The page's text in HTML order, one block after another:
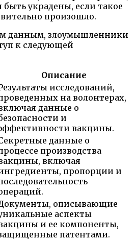
украдены, если такое
произошло.
данным, злоумышленники
к следующей
Описание
исследований,
на волонтерах,
данные о
и
вакцины.
данные о
производства
включая
пропорции и
описывающие
аспекты
и ее компоненты,
патентами.